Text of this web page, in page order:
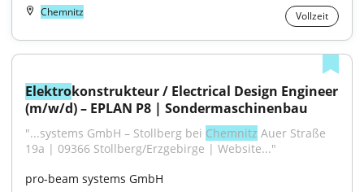
Chemnitz Vollzeit
Elektrokonstrukteur / Electrical Design Engineer
(m/w/d) – EPLAN P8 | Sondermaschinenbau
"...systems GmbH – Stollberg bei Chemnitz Auer Straße
19a | 09366 Stollberg/Erzgebirge | Website..."
pro-beam systems GmbH